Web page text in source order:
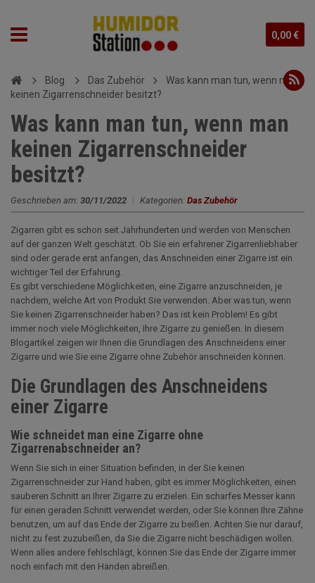
0,00 €
Blog Das Zubehör
Was kann man tun, wenn man
keinen Zigarrenschneider besitzt?
Was kann man tun, wenn man
keinen Zigarrenschneider
besitzt?
Geschrieben am: 30/11/2022 | Kategorien: Das Zubehör
Zigarren gibt es schon seit Jahrhunderten und werden von Menschen
auf der ganzen Welt geschätzt. Ob Sie ein erfahrener Zigarrenliebhaber
sind oder gerade erst anfangen, das Anschneiden einer Zigarre ist ein
wichtiger Teil der Erfahrung.
Es gibt verschiedene Möglichkeiten, eine Zigarre anzuschneiden, je
nachdem, welche Art von Produkt Sie verwenden. Aber was tun, wenn
Sie keinen Zigarrenschneider haben? Das ist kein Problem! Es gibt
immer noch viele Möglichkeiten, Ihre Zigarre zu genießen. In diesem
Blogartikel zeigen wir Ihnen die Grundlagen des Anschneidens einer
Zigarre und wie Sie eine Zigarre ohne Zubehör anschneiden können.
Die Grundlagen des Anschneidens
einer Zigarre
Wie schneidet man eine Zigarre ohne
Zigarrenabschneider an?
Wenn Sie sich in einer Situation befinden, in der Sie keinen
Zigarrenschneider zur Hand haben, gibt es immer Möglichkeiten, einen
sauberen Schnitt an Ihrer Zigarre zu erzielen. Ein scharfes Messer kann
für einen geraden Schnitt verwendet werden, oder Sie können Ihre Zähne
benutzen, um auf das Ende der Zigarre zu beißen. Achten Sie nur darauf,
nicht zu fest zuzubeißen, da Sie die Zigarre nicht beschädigen wollen.
Wenn alles andere fehlschlägt, können Sie das Ende der Zigarre immer
noch einfach mit den Händen abreißen.